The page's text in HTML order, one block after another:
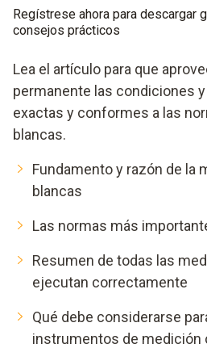
Regístrese ahora para descargar
consejos prácticos
Lea el artículo para que
permanente las condiciones
exactas y conformes a las
blancas.
Fundamento y razón de la
blancas
Las normas más
Resumen de todas las
ejecutan correctamente
Qué debe considerarse
instrumentos de medición